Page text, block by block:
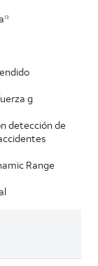
13
g
detección de
Range